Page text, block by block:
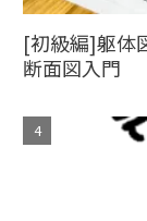
[初級編]躯体
断面図入門